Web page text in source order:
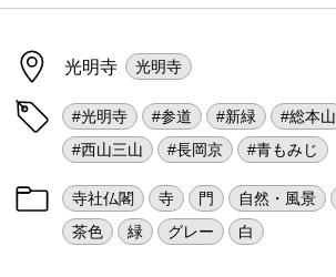
光明寺 光明寺
#光明寺 #参道 #新緑 #総本山
#西山三山
#長岡京 #青もみじ
寺社仏閣 寺 門 自然・風景
茶色
緑 グレー 白